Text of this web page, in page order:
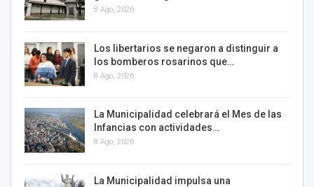
8 Ago, 2026
Los libertarios se negaron a distinguir a
los bomberos rosarinos que…
8 Ago, 2026
La Municipalidad celebrará el Mes de las
Infancias con actividades…
8 Ago, 2026
La Municipalidad impulsa una